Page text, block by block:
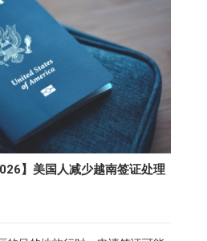
】美国人减少越南签证处理